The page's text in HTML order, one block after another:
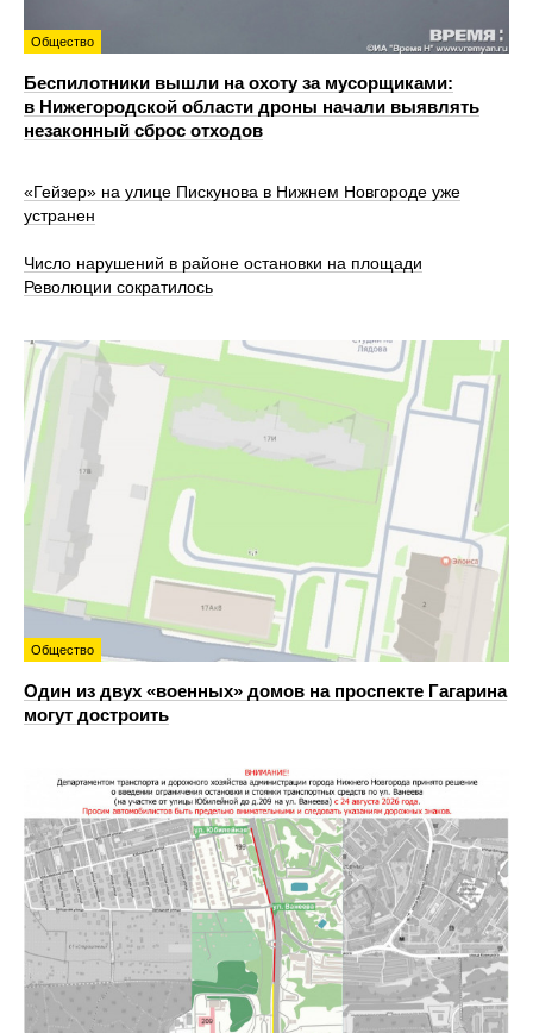
Общество
Беспилотники вышли на охоту за мусорщиками:
в Нижегородской области дроны начали выявлять
незаконный сброс отходов
«Гейзер» на улице Пискунова в Нижнем Новгороде уже
устранен
Число нарушений в районе остановки на площади
Революции сократилось
Общество
Один из двух «военных» домов на проспекте Гагарина
могут достроить